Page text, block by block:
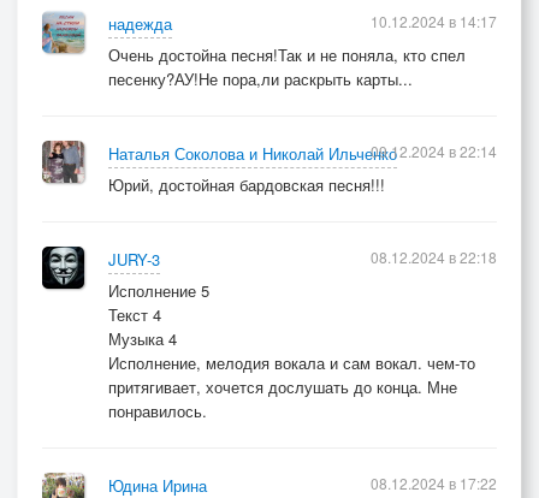
Вновь со мною - не знаю на сколько,
Для тебя васильки?
Прошептала сегодня мне ночка
Жизнь сплошная твоя
Вся как те мотыльки.
надежда
Очень достойна песня!Так и не поняла, кто спел
песенку?АУ!Не пора,ли раскрыть карты...
10.12.2024 в 14:17
Наталья Соколова и Николай Ильченко
Юрий, достойная бардовская песня!!!
09.12.2024 в 22:14
JURY-3
Исполнение 5
Текст 4
Музыка 4
Исполнение, мелодия вокала и сам вокал. чем-то
притягивает, хочется дослушать до конца. Мне
понравилось.
08.12.2024 в 22:18
Юдина Ирина
08.12.2024 в 17:22